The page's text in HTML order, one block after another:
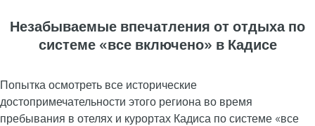
Незабываемые впечатления от отдыха по
системе «все включено» в Кадисе
Попытка осмотреть все исторические
достопримечательности этого региона во время
пребывания в отелях и курортах Кадиса по системе «все